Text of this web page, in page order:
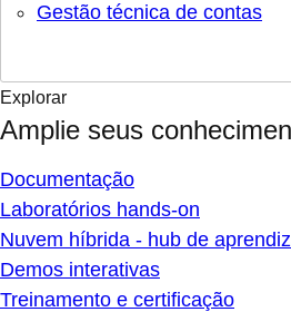
Gestão técnica de contas
Explorar
Amplie seus
Documentação
Laboratórios hands-on
Nuvem híbrida - hub de
Demos interativas
Treinamento e certificação